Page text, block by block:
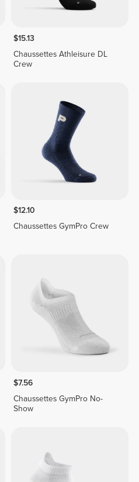
$15.13
Chaussettes Athleisure DL
Crew
$12.10
Chaussettes GymPro Crew
$7.56
Chaussettes GymPro No-
Show